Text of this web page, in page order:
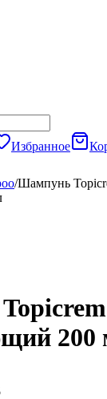
Избранное
/Шампунь
200